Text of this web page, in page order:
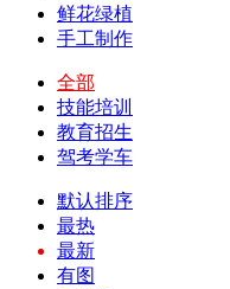
鲜花绿植
手工制作
全部
技能培训
教育招生
驾考学车
默认排序
最热
最新
有图